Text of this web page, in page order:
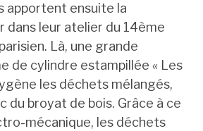
apportent ensuite la
dans leur atelier du 14ème
Là, une grande
de cylindre estampillée « Les
les déchets mélangés,
du broyat de bois. Grâce à ce
mécanique, les déchets